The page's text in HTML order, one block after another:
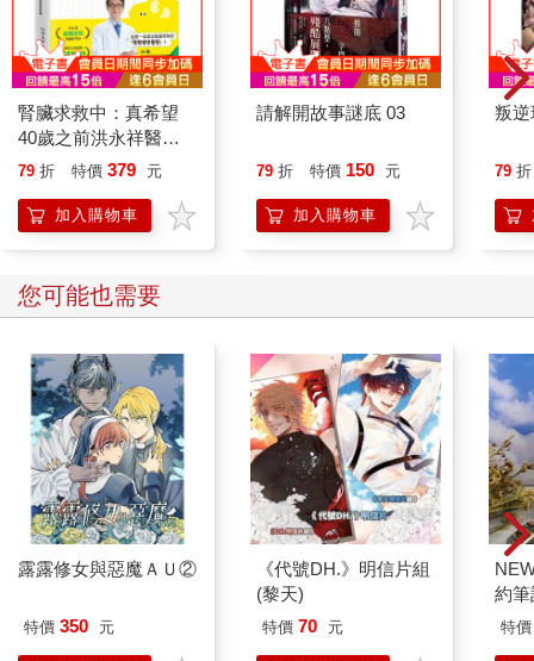
腎臟求救中：真希望
40歲之前洪永祥醫師
就告訴我這些事
79 折 特價 379 元
加入購物車
請解開故事謎底 03
79 折 特價 150 元
加入購物車
叛逆
79 折
您可能也需要
露露修女與惡魔ＡＵ②
特價 350 元
《代號DH.》明信片組
(黎天)
特價 70 元
約
特價